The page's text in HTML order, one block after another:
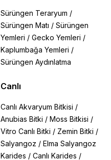
Sürüngen Teraryum /
Sürüngen Matı / Sürüngen
Yemleri / Gecko Yemleri /
Kaplumbağa Yemleri /
Sürüngen Aydınlatma
Canlı
Canlı Akvaryum Bitkisi /
Anubias Bitki / Moss Bitkisi /
Vitro Canlı Bitki / Zemin Bitki /
Salyangoz / Elma Salyangoz
Karides / Canlı Karides /